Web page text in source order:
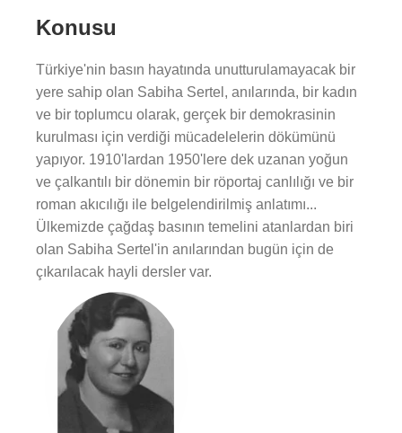
Konusu
Türkiye'nin basın hayatında unutturulamayacak bir
yere sahip olan Sabiha Sertel, anılarında, bir kadın
ve bir toplumcu olarak, gerçek bir demokrasinin
kurulması için verdiği mücadelelerin dökümünü
yapıyor. 1910'lardan 1950'lere dek uzanan yoğun
ve çalkantılı bir dönemin bir röportaj canlılığı ve bir
roman akıcılığı ile belgelendirilmiş anlatımı...
Ülkemizde çağdaş basının temelini atanlardan biri
olan Sabiha Sertel'in anılarından bugün için de
çıkarılacak hayli dersler var.